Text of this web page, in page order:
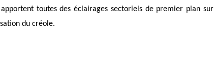
apportent toutes des éclairages sectoriels de premier plan sur
du créole.